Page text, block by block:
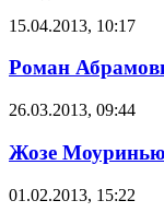
15.04.2013, 10:17
Роман
26.03.2013, 09:44
Жозе Моуринью
01.02.2013, 15:22